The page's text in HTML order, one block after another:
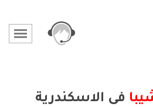
فى الاسكندرية